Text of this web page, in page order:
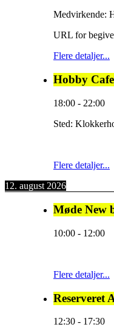
Medvirkende:
URL for
Flere detaljer...
Hobby
18:00 - 22:00
Sted:
Flere detaljer...
12. august 2026
Møde New
10:00 - 12:00
Flere detaljer...
Reserveret
12:30 - 17:30